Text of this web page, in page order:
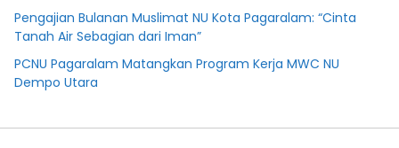
Pengajian Bulanan Muslimat NU Kota Pagaralam: “Cinta
Tanah Air Sebagian dari Iman”
PCNU Pagaralam Matangkan Program Kerja MWC NU
Dempo Utara